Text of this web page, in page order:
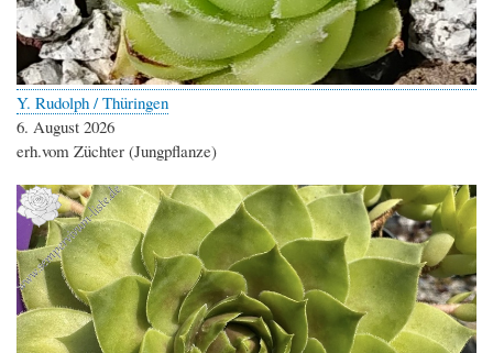
Y. Rudolph / Thüringen
6. August 2026
erh.vom Züchter (Jungpflanze)